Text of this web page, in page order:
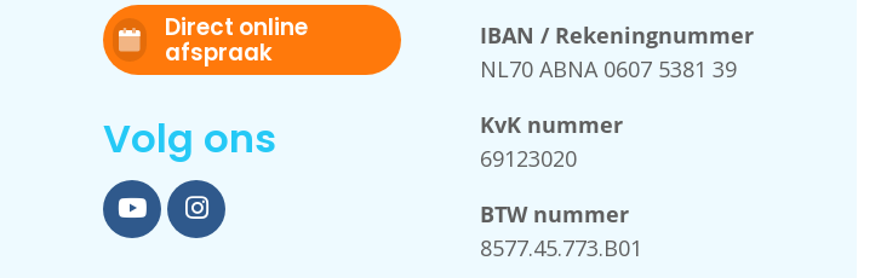
Direct online
afspraak
Volg ons
YouTubeInstagram
IBAN / Rekeningnummer
NL70 ABNA 0607 5381 39
KvK nummer
69123020
BTW nummer
8577.45.773.B01